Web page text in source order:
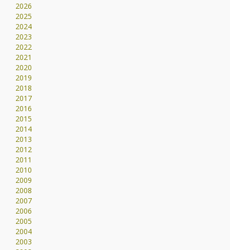
2026
2025
2024
2023
2022
2021
2020
2019
2018
2017
2016
2015
2014
2013
2012
2011
2010
2009
2008
2007
2006
2005
2004
2003